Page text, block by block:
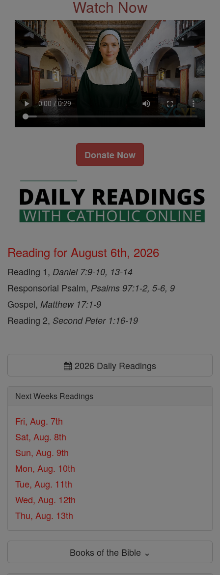
Watch Now
Donate Now
Reading for August 6th, 2026
Reading 1, Daniel 7:9-10, 13-14
Responsorial Psalm, Psalms 97:1-2, 5-6, 9
Gospel, Matthew 17:1-9
Reading 2, Second Peter 1:16-19
2026 Daily Readings
Next Weeks Readings
Fri, Aug. 7th
Sat, Aug. 8th
Sun, Aug. 9th
Mon, Aug. 10th
Tue, Aug. 11th
Wed, Aug. 12th
Thu, Aug. 13th
Books of the Bible ⌄